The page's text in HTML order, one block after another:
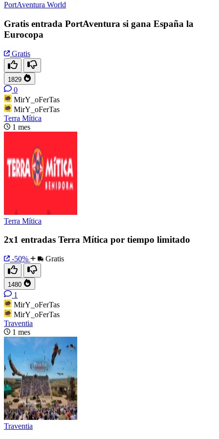
PortAventura World
Gratis entrada PortAventura si gana España la
Eurocopa
Gratis
1829
0
MirY_oFerTas
MirY_oFerTas
Terra Mítica
1 mes
Terra Mítica
2x1 entradas Terra Mítica por tiempo limitado
-50% Gratis
1480
1
MirY_oFerTas
MirY_oFerTas
Traventia
1 mes
Traventia